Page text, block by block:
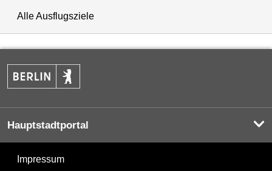
Alle Ausflugsziele
Hauptstadtportal
Impressum